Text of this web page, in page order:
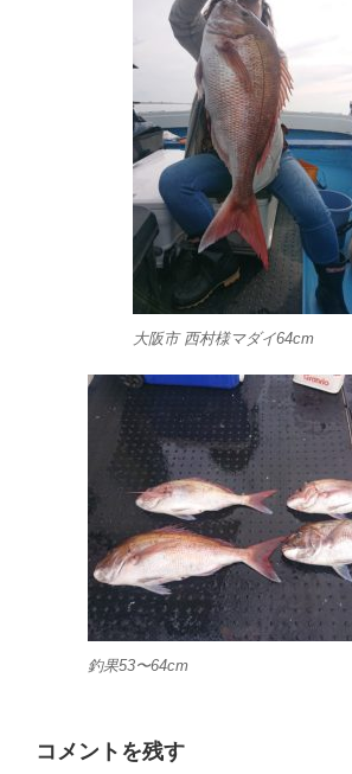
大阪市 西村様マダイ64cm
釣果53〜64cm
コメントを残す